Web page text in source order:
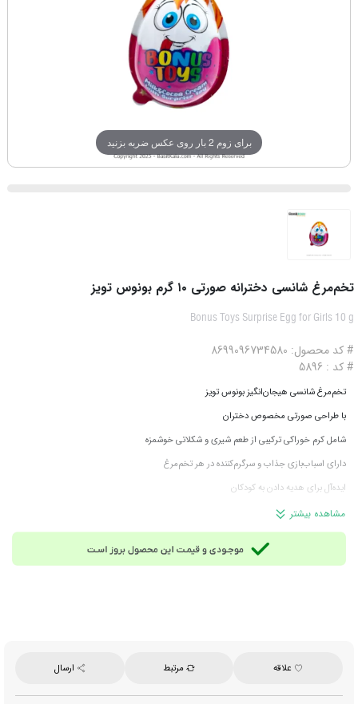
برای زوم 2 بار روی عکس ضربه بزنید
تخم‌مرغ شانسی دخترانه صورتی ۱۰ گرم بونوس تویز
Bonus Toys Surprise Egg for Girls 10 g
# کد محصول: 8699096734580
# کد : 5896
تخم‌مرغ شانسی هیجان‌انگیز بونوس تویز
با طراحی صورتی مخصوص دختران
شامل کرم خوراکی ترکیبی از طعم شیری و شکلاتی خوشمزه
دارای اسباب‌بازی جذاب و سرگرم‌کننده در هر تخم‌مرغ
ایده‌آل برای هدیه دادن به کودکان
بسته‌بندی فانتزی و رنگارنگ
وزن: ۱۰ گرم
محصول کشور ترکیه
مشاهده بیشتر
علاقه مرتبط ارسال